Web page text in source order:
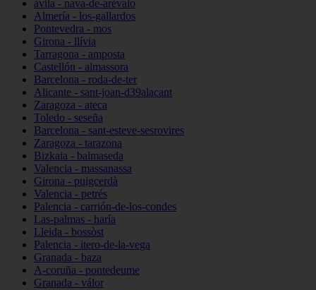
ávila - nava-de-arévalo
Almería - los-gallardos
Pontevedra - mos
Girona - llívia
Tarragona - amposta
Castellón - almassora
Barcelona - roda-de-ter
Alicante - sant-joan-d39alacant
Zaragoza - ateca
Toledo - seseña
Barcelona - sant-esteve-sesrovires
Zaragoza - tarazona
Bizkaia - balmaseda
Valencia - massanassa
Girona - puigcerdà
Valencia - petrés
Palencia - carrión-de-los-condes
Las-palmas - haría
Lleida - bossòst
Palencia - itero-de-la-vega
Granada - baza
A-coruña - pontedeume
Granada - válor